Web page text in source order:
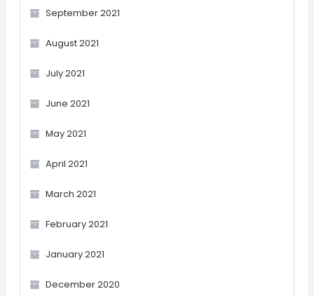
September 2021
August 2021
July 2021
June 2021
May 2021
April 2021
March 2021
February 2021
January 2021
December 2020